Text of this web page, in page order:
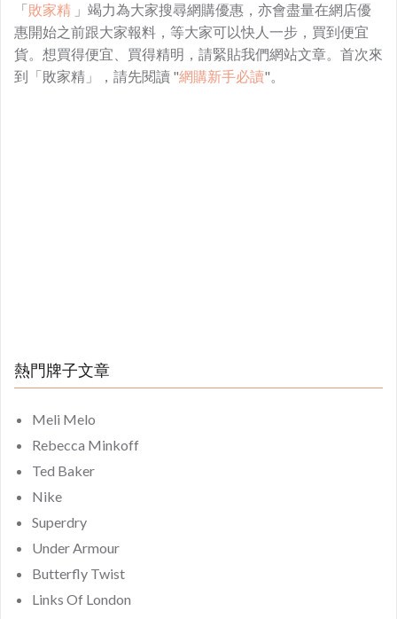
「敗家精 」竭力為大家搜尋網購優惠，亦會盡量在網店優
惠開始之前跟大家報料，等大家可以快人一步，買到便宜
貨。想買得便宜、買得精明，請緊貼我們網站文章。首次來
到「敗家精」，請先閱讀 "網購新手必讀"。
熱門牌子文章
Meli Melo
Rebecca Minkoff
Ted Baker
Nike
Superdry
Under Armour
Butterfly Twist
Links Of London